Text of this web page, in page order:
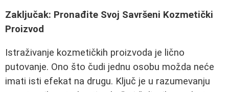
Zaključak: Pronađite Svoj Savršeni Kozmetički
Proizvod
Istraživanje kozmetičkih proizvoda je lično
putovanje. Ono što čudi jednu osobu možda neće
imati isti efekat na drugu. Ključ je u razumevanju